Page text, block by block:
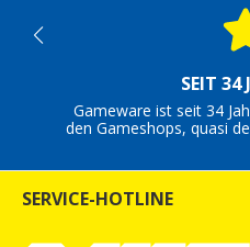
SEIT 34
Gameware ist seit 34
den Gameshops, quasi
SERVICE-HOTLINE